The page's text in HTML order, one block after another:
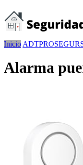
Inicio ADTPROSEGUR
Alarma